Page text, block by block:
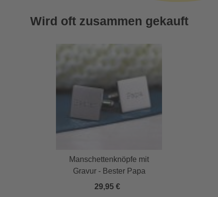
Wird oft zusammen gekauft
Manschettenknöpfe mit
Gravur - Bester Papa
29,95 €